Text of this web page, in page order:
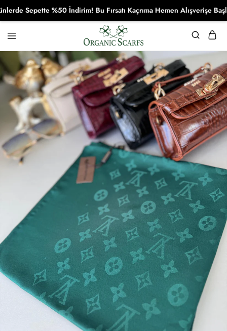
Organikscarf
Sepette %50 İndirim! Bu Fırsatı Kaçrıma Hemen Alışverişe Başla!